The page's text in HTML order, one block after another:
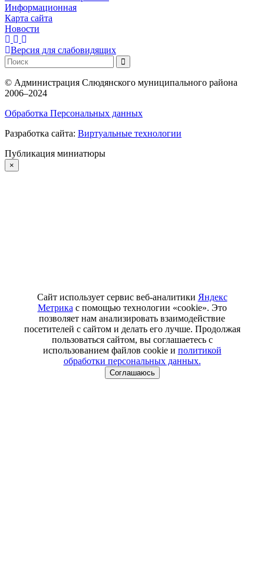
Информационная
Карта сайта
Новости
Версия для слабовидящих
© Администрация Слюдянского муниципального района
2006–2024
Обработка Персональных данных
Разработка сайта: Виртуальные технологии
Публикация миниатюры
×
Сайт использует сервис веб-аналитики Яндекс
Метрика с помощью технологии «cookie». Это
позволяет нам анализировать взаимодействие
посетителей с сайтом и делать его лучше. Продолжая
пользоваться сайтом, вы соглашаетесь с
использованием файлов cookie и политикой
обработки персональных данных.
Соглашаюсь